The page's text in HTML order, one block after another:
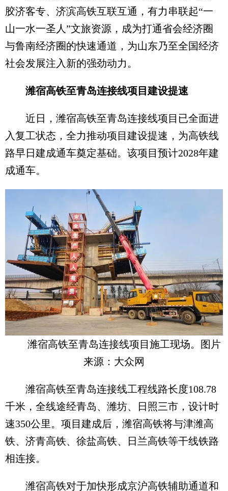
胶济客专、济滨高铁互联互通，有力串联起“一
山一水一圣人”文旅资源，成为打通省会经济圈
与鲁南经济圈的快速通道，为山东乃至全国经济
社会发展注入新的强劲动力。
潍宿高铁至青岛连接线项目建设提速
近日，潍宿高铁至青岛连接线项目已全面进
入复工状态，全力推动项目建设提速，为高铁线
路早日建成通车奠定基础。该项目预计2028年建
成通车。
潍宿高铁至青岛连接线项目施工现场。图片
来源：大众网
潍宿高铁至青岛连接线工程线路长度108.78
千米，全线途经青岛、潍坊、日照三市，设计时
速350公里。项目建成后，潍宿高铁将与津潍高
铁、济青高铁、徐盐高铁、日兰高铁等干线铁路
相连接。
潍宿高铁对于加快形成京沪高铁辅助通道和